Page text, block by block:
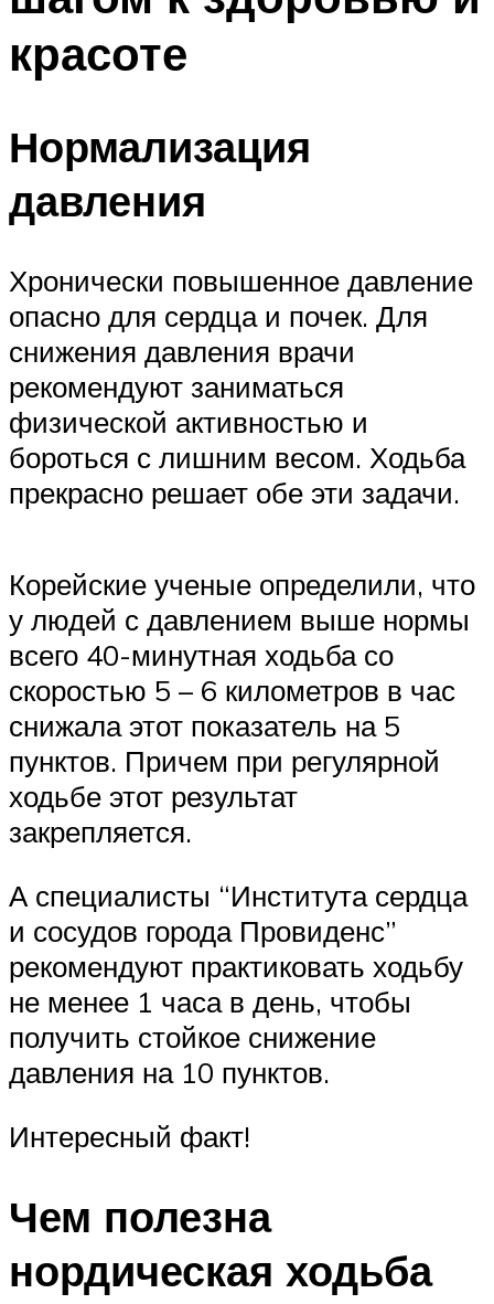
красоте
Нормализация
давления
Хронически повышенное давление
опасно для сердца и почек. Для
снижения давления врачи
рекомендуют заниматься
физической активностью и
бороться с лишним весом. Ходьба
прекрасно решает обе эти задачи.
Корейские ученые определили, что
у людей с давлением выше нормы
всего 40-минутная ходьба со
скоростью 5 – 6 километров в час
снижала этот показатель на 5
пунктов. Причем при регулярной
ходьбе этот результат
закрепляется.
А специалисты “Института сердца
и сосудов города Провиденс”
рекомендуют практиковать ходьбу
не менее 1 часа в день, чтобы
получить стойкое снижение
давления на 10 пунктов.
Интересный факт!
Чем полезна
нордическая ходьба